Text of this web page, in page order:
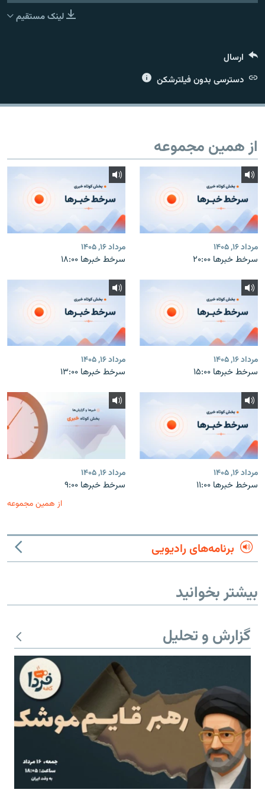
لینک مستقیم
ارسال
دسترسی بدون فیلترشکن
از همین مجموعه
مرداد ۱۶, ۱۴۰۵
سرخط خبرها ۲۰:۰۰
مرداد ۱۶, ۱۴۰۵
سرخط خبرها ۱۸:۰۰
مرداد ۱۶, ۱۴۰۵
سرخط خبرها ۱۵:۰۰
مرداد ۱۶, ۱۴۰۵
سرخط خبرها ۱۳:۰۰
مرداد ۱۶, ۱۴۰۵
سرخط خبرها ۱۱:۰۰
مرداد ۱۶, ۱۴۰۵
سرخط خبرها ۹:۰۰
از همین مجموعه
برنامه‌های رادیویی
بیشتر بخوانید
گزارش و تحلیل